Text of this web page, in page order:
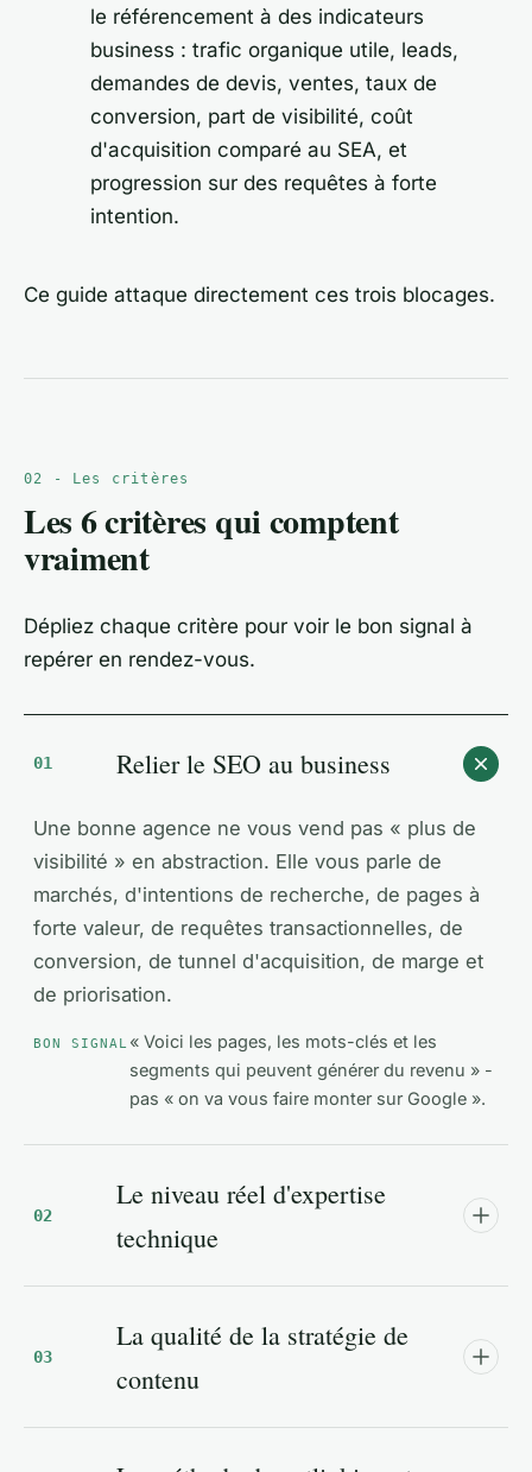
le référencement à des indicateurs
business : trafic organique utile, leads,
demandes de devis, ventes, taux de
conversion, part de visibilité, coût
d'acquisition comparé au SEA, et
progression sur des requêtes à forte
intention.
Ce guide attaque directement ces trois blocages.
02 - Les critères
Les 6 critères qui comptent
vraiment
Dépliez chaque critère pour voir le bon signal à
repérer en rendez-vous.
01 Relier le SEO au business
Une bonne agence ne vous vend pas « plus de
visibilité » en abstraction. Elle vous parle de
marchés, d'intentions de recherche, de pages à
forte valeur, de requêtes transactionnelles, de
conversion, de tunnel d'acquisition, de marge et
de priorisation.
BON SIGNAL « Voici les pages, les mots-clés et les
segments qui peuvent générer du revenu » -
pas « on va vous faire monter sur Google ».
02
Le niveau réel d'expertise
technique
balises title. Une agence solide sait intervenir sur
le crawl, l'indexation, les redirections, les
interne, les données structurées, le rendu
03
La qualité de la stratégie de
contenu